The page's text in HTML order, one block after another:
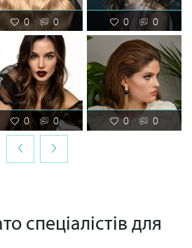
0 0 0 0
0 0 0 0
‹ ›
спеціалістів для